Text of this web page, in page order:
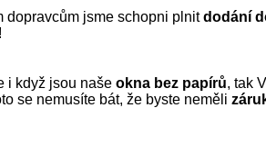
dopravcům jsme schopni plnitdodání
i když jsou naše okna bez papírů, tak
se nemusíte bát, že byste neměli